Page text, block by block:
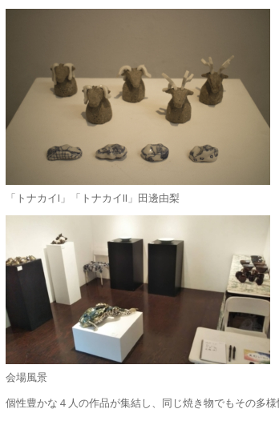
「トナカイI」「トナカイII」田邊由梨
会場風景
個性豊かな４人の作品が集結し、同じ焼き物でもその多